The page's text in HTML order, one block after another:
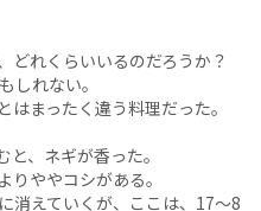
どれくらいいるのだろうか？
しれない。
まったく違う料理だった。
、ネギが香った。
ややコシがある。
消えていくが、ここは、17〜8